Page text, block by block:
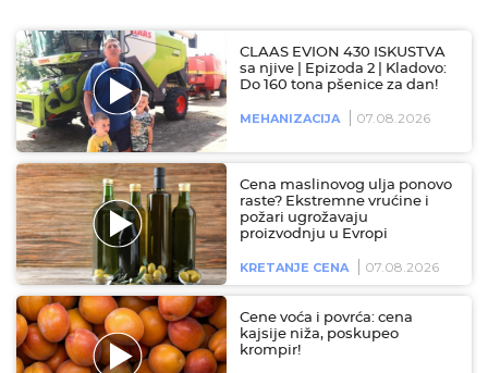
CLAAS EVION 430 ISKUSTVA
sa njive | Epizoda 2 | Kladovo:
Do 160 tona pšenice za dan!
MEHANIZACIJA 07.08.2026
Cena maslinovog ulja ponovo
raste? Ekstremne vrućine i
požari ugrožavaju
proizvodnju u Evropi
KRETANJE CENA 07.08.2026
Cene voća i povrća: cena
kajsije niža, poskupeo
krompir!